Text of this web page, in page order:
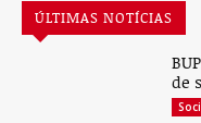
ÚLTIMAS NOTÍCIAS
de